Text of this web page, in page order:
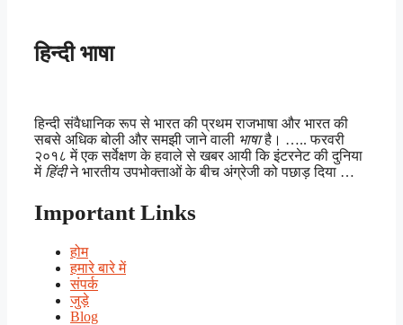
हिन्दी भाषा
हिन्दी संवैधानिक रूप से भारत की प्रथम राजभाषा और भारत की
सबसे अधिक बोली और समझी जाने वाली भाषाहै। ….. फरवरी
२०१८ में एक सर्वेक्षण के हवाले से खबर आयी कि इंटरनेट की दुनिया
में हिंदीने भारतीय उपभोक्ताओं के बीच अंग्रेजी को पछाड़ दिया …
Important Links
होम
हमारे बारे में
संपर्क
जुड़े
Blog